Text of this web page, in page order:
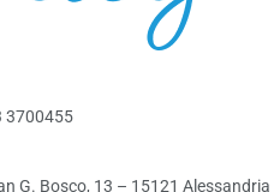
3700455
G. Bosco, 13 – 15121 Alessandria